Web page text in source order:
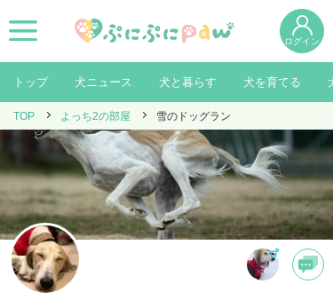
ログイン
トップ 犬ニュース 犬と暮らす 犬を育てる
TOP よっち2の部屋 雪のドッグラン